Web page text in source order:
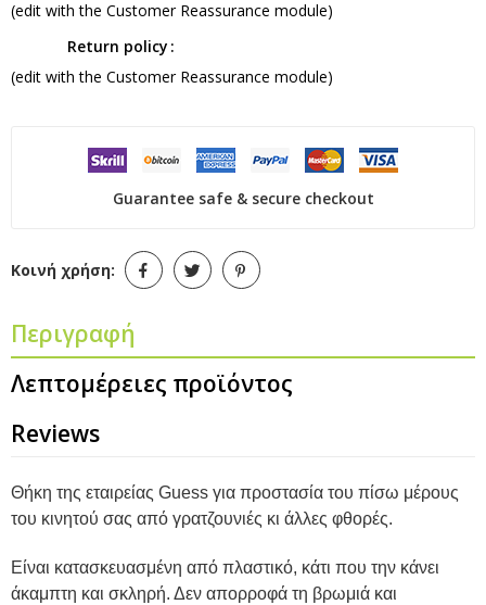
(edit with the Customer Reassurance module)
Return policy
(edit with the Customer Reassurance module)
Guarantee safe & secure checkout
Κοινή χρήση:
Περιγραφή
Λεπτομέρειες προϊόντος
Reviews
Θήκη της εταιρείας Guess για προστασία του πίσω μέρους
του κινητού σας από γρατζουνιές κι άλλες φθορές.
Είναι κατασκευασμένη από πλαστικό, κάτι που την κάνει
άκαμπτη και σκληρή. Δεν απορροφά τη βρωμιά και